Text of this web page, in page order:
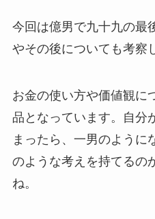
今回は億男で九十九の最
やその後についても考察
お金の使い方や価値観に
品となっています。自分
まったら、一男のように
のような考えを持てるの
ね。